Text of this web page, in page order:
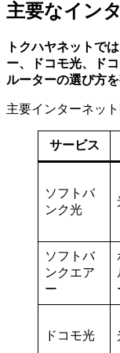
主要なイン
トクハヤネットで
ー、ドコモ光、ド
ルーターの選び方
主要インターネッ
サービス
ソフトバ
ンク光
ソフトバ
ンクエア
ー
ドコモ光